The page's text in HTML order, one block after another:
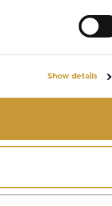
Show details